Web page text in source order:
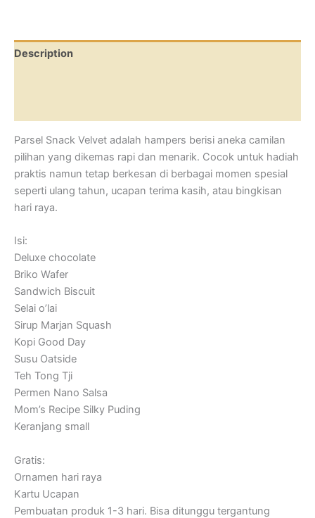
Description
Parsel Snack Velvet adalah hampers berisi aneka camilan
pilihan yang dikemas rapi dan menarik. Cocok untuk hadiah
praktis namun tetap berkesan di berbagai momen spesial
seperti ulang tahun, ucapan terima kasih, atau bingkisan
hari raya.
Isi:
Deluxe chocolate
Briko Wafer
Sandwich Biscuit
Selai o’lai
Sirup Marjan Squash
Kopi Good Day
Susu Oatside
Teh Tong Tji
Permen Nano Salsa
Mom’s Recipe Silky Puding
Keranjang small
Gratis:
Ornamen hari raya
Kartu Ucapan
Pembuatan produk 1-3 hari. Bisa ditunggu tergantung